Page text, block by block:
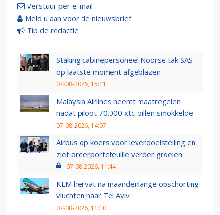
Verstuur per e-mail
Meld u aan voor de nieuwsbrief
Tip de redactie
Staking cabinepersoneel Noorse tak SAS
op laatste moment afgeblazen
07-08-2026, 15:11
Malaysia Airlines neemt maatregelen
nadat piloot 70.000 xtc-pillen smokkelde
07-08-2026, 14:07
Airbus op koers voor leverdoelstelling en
ziet orderportefeuille verder groeien
07-08-2026, 11:44
KLM hervat na maandenlange opschorting
vluchten naar Tel Aviv
07-08-2026, 11:10